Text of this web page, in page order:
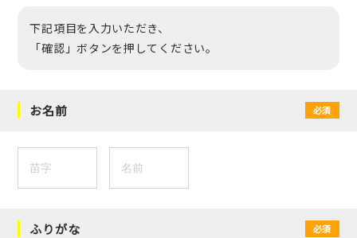
下記項目を入力いただき、
「確認」ボタンを押してください。
お名前 必須
ふりがな 必須